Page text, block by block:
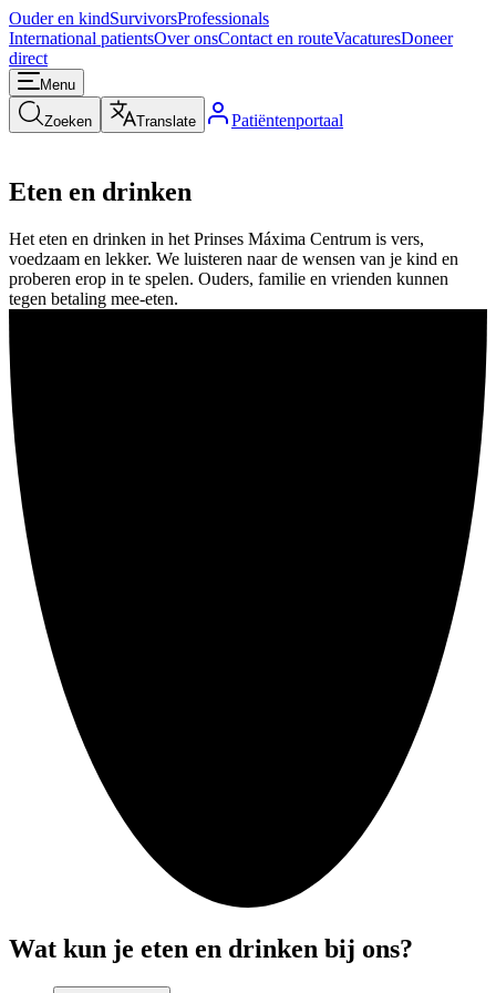
Ouder en kindSurvivorsProfessionals
International patientsOver onsContact en routeVacaturesDoneer
direct
Menu
Zoeken Translate Patiëntenportaal
Eten en drinken
Het eten en drinken in het Prinses Máxima Centrum is vers,
voedzaam en lekker. We luisteren naar de wensen van je kind en
proberen erop in te spelen. Ouders, familie en vrienden kunnen
tegen betaling mee-eten.
Wat kun je eten en drinken bij ons?